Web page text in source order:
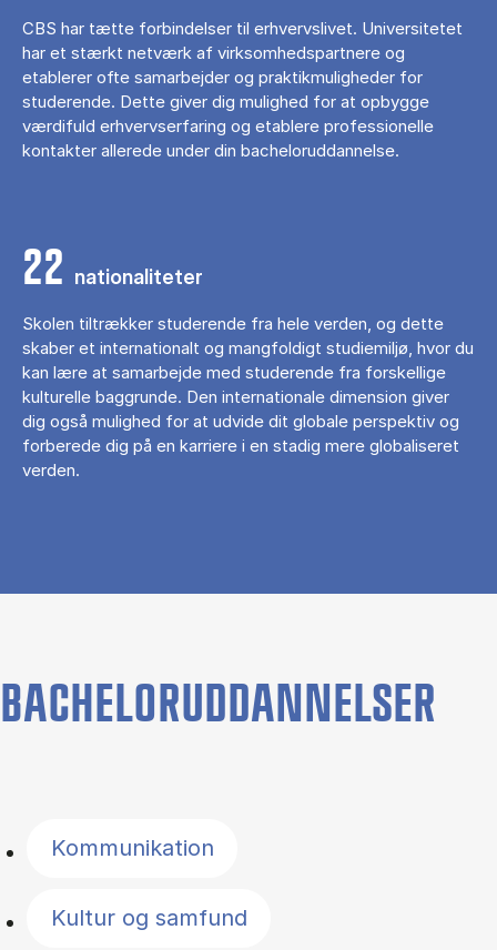
CBS har tætte forbindelser til erhvervslivet. Universitetet
har et stærkt netværk af virksomhedspartnere og
etablerer ofte samarbejder og praktikmuligheder for
studerende. Dette giver dig mulighed for at opbygge
værdifuld erhvervserfaring og etablere professionelle
kontakter allerede under din bacheloruddannelse.
22 nationaliteter
Skolen tiltrækker studerende fra hele verden, og dette
skaber et internationalt og mangfoldigt studiemiljø, hvor du
kan lære at samarbejde med studerende fra forskellige
kulturelle baggrunde. Den internationale dimension giver
dig også mulighed for at udvide dit globale perspektiv og
forberede dig på en karriere i en stadig mere globaliseret
verden.
BACHELORUDDANNELSER
Kommunikation
Kultur og samfund